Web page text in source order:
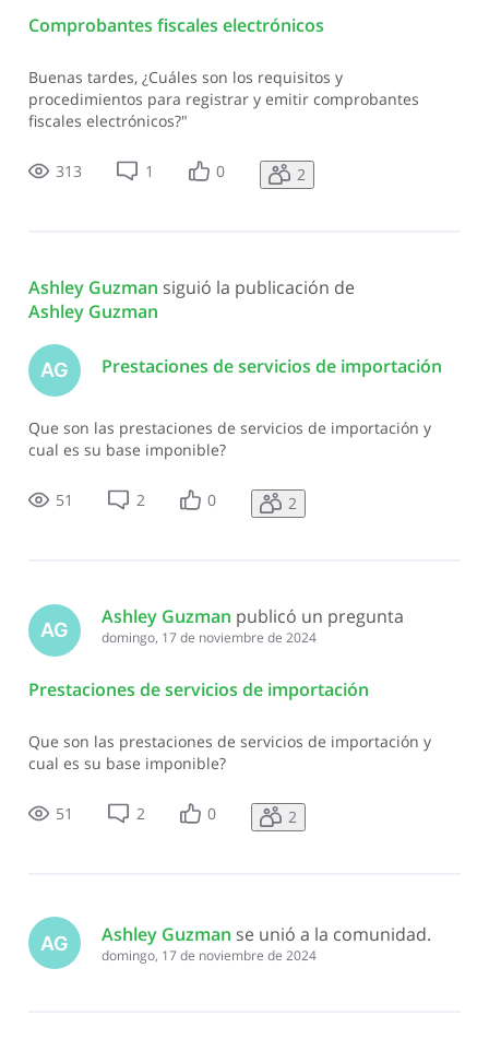
Comprobantes fiscales electrónicos
Buenas tardes, ¿Cuáles son los requisitos y
procedimientos para registrar y emitir comprobantes
fiscales electrónicos?"
313 1 0 2
Ashley Guzman siguió la publicación de
Ashley Guzman
AG Prestaciones de servicios de importación
Que son las prestaciones de servicios de importación y
cual es su base imponible?
51 2 0 2
AG
Ashley Guzman publicó un pregunta
domingo, 17 de noviembre de 2024
Prestaciones de servicios de importación
Que son las prestaciones de servicios de importación y
cual es su base imponible?
51 2 0 2
AG Ashley Guzman se unió a la comunidad.
domingo, 17 de noviembre de 2024